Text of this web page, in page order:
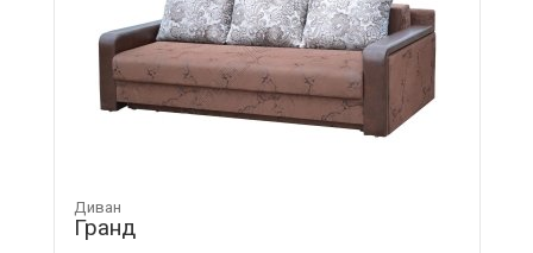
Диван
Гранд